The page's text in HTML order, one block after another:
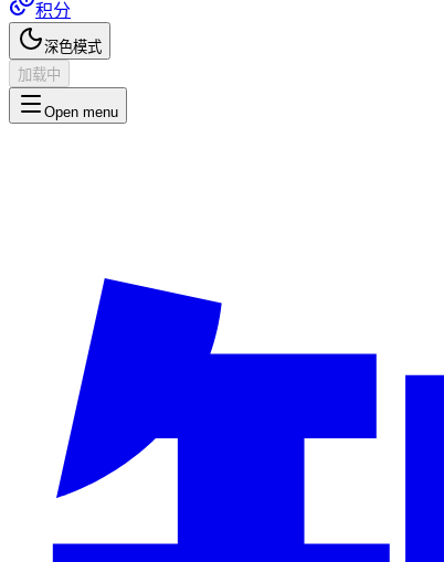
积分
深色模式
加载中
Open menu